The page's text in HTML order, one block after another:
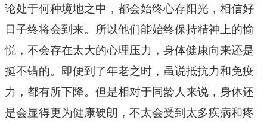
论处于何种境地之中，都会始终心存阳光，相信好
日子终将会到来。所以他们能始终保持精神上的愉
悦，不会存在太大的心理压力，身体健康向来还是
挺不错的。即便到了年老之时，虽说抵抗力和免疫
力，都有所下降。但是相对于同龄人来说，身体还
是会显得更为健康硬朗，不太会受到太多疾病和疼